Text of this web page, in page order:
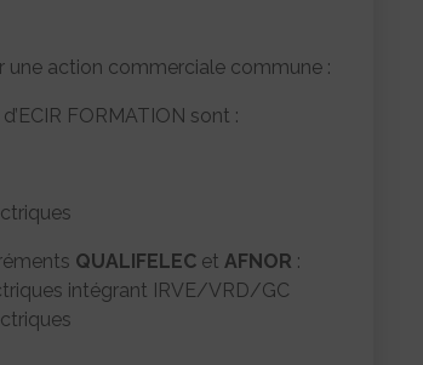
une action commerciale commune :
FORMATION sont :
QUALIFELEC et AFNOR :
intégrant IRVE/VRD/GC